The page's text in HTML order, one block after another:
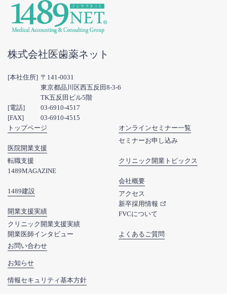
株式会社医歯薬ネット
[本社住所] 〒141-0031
東京都品川区西五反田8-3-6
TK五反田ビル5階
[電話]
03-6910-4517
[FAX]
03-6910-4515
トップページ
医院開業支援
転職支援
1489MAGAZINE
1489建設
開業支援実績
クリニック開業支援実績
開業医師インタビュー
オンラインセミナー一覧
セミナーお申し込み
クリニック開業トピックス
会社概要
アクセス
新卒採用情報
FVCについて
よくあるご質問
お問い合わせ
お知らせ
情報セキュリティ基本方針